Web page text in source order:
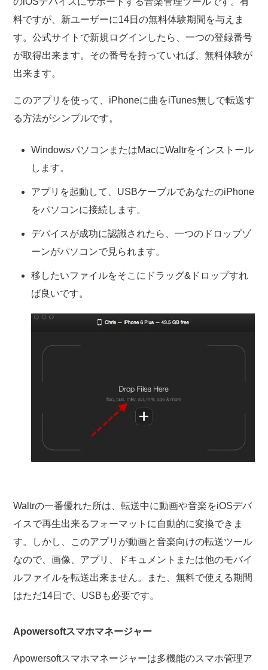
料ですが、新ユーザーに14日の無料体験期間を与えま
す。公式サイトで新規ログインしたら、一つの登録番号
が取得出来ます。その番号を持っていれば、無料体験が
出来ます。
このアプリを使って、iPhoneに曲をiTunes無しで転送す
る方法がシンプルです。
WindowsパソコンまたはMacにWaltrをインストール
します。
アプリを起動して、USBケーブルであなたのiPhone
をパソコンに接続します。
デバイスが成功に認識されたら、一つのドロップゾ
ーンがパソコンで見られます。
移したいファイルをそこにドラッグ&ドロップすれ
ば良いです。
Waltrの一番優れた所は、転送中に動画や音楽をiOSデバ
イスで再生出来るフォーマットに自動的に変換できま
す。しかし、このアプリが動画と音楽向けの転送ツール
なので、画像、アプリ、ドキュメントまたは他のモバイ
ルファイルを転送出来ません。また、無料で使える期間
はただ14日で、USBも必要です。
Apowersoftスマホマネージャー
Apowersoftスマホマネージャーは多機能のスマホ管理ア